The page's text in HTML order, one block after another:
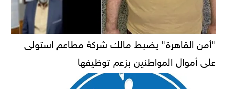
"أمن القاهرة" يضبط مالك شركة مطاعم استولى
على أموال المواطنين بزعم توظيفها